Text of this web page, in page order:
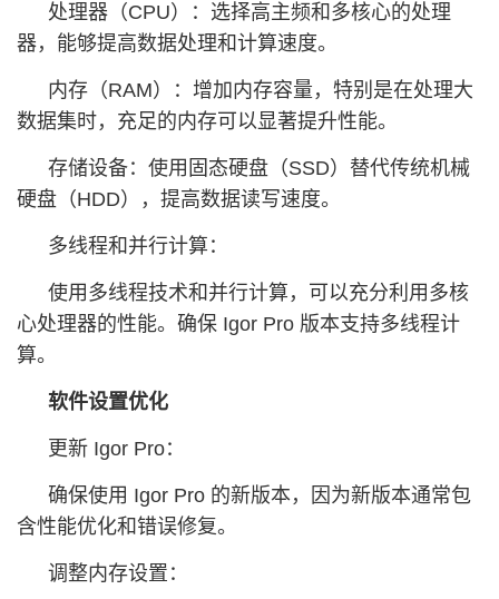
处理器（CPU）：选择高主频和多核心的处理
器，能够提高数据处理和计算速度。
内存（RAM）：增加内存容量，特别是在处理大
数据集时，充足的内存可以显著提升性能。
存储设备：使用固态硬盘（SSD）替代传统机械
硬盘（HDD），提高数据读写速度。
多线程和并行计算：
使用多线程技术和并行计算，可以充分利用多核
心处理器的性能。确保 Igor Pro 版本支持多线程计
算。
软件设置优化
更新 Igor Pro：
确保使用 Igor Pro 的新版本，因为新版本通常包
含性能优化和错误修复。
调整内存设置：